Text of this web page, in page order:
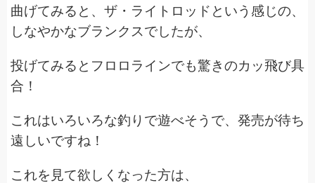
曲げてみると、ザ・ライトロッドという感じの、
しなやかなブランクスでしたが、
投げてみるとフロロラインでも驚きのカッ飛び具
合！
これはいろいろな釣りで遊べそうで、発売が待ち
遠しいですね！
これを見て欲しくなった方は、